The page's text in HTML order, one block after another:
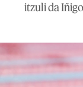
itzuli da